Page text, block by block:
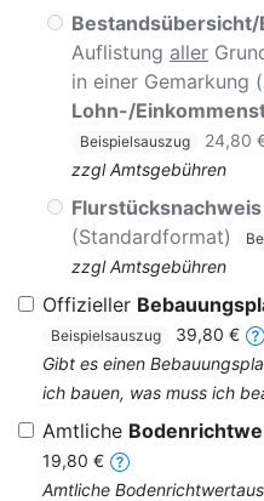
Auflistung aller
in einer Gemarkung
Lohn-/
Beispielsauszug
24,80
zzgl Amtsgebühren
(Standardformat)
zzgl Amtsgebühren
Offizieller
Beispielsauszug
39,80 €
Gibt es einen
ich bauen, was muss ich
Amtliche
19,80 €
Amtliche